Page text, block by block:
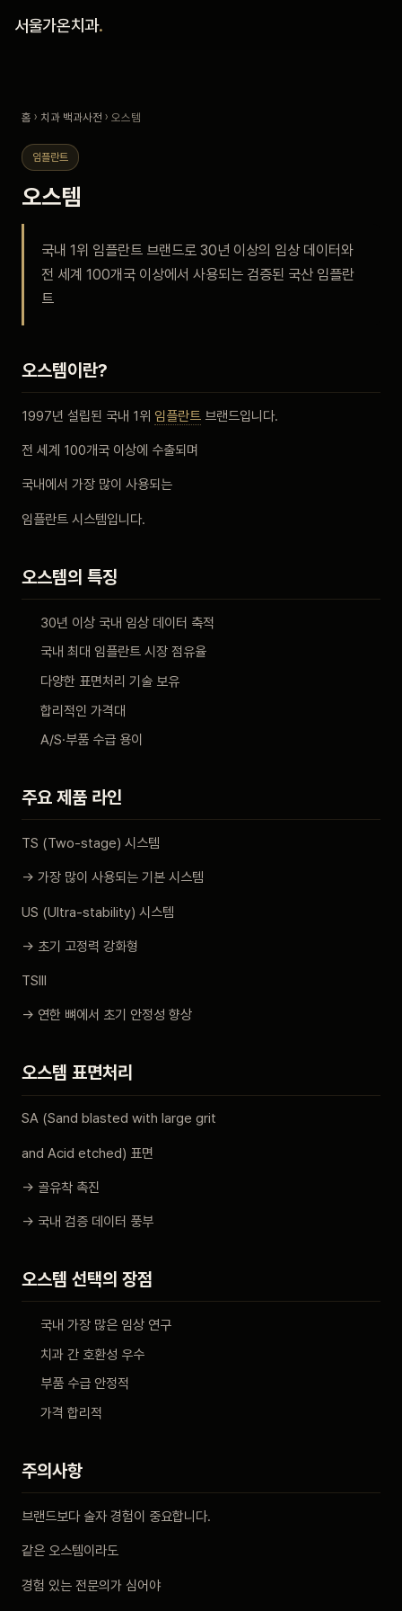
서울가온치과.
진료 안내
안내
블로그
비포 애프터
공지사항
치과 백과사전
자주 묻는 질문
회원가입 / 로그인
홈 › 치과 백과사전 › 오스템
임플란트
오스템
국내 1위 임플란트 브랜드로 30년 이상의 임상 데이터와
전 세계 100개국 이상에서 사용되는 검증된 국산 임플란
트
오스템이란?
1997년 설립된 국내 1위 임플란트 브랜드입니다.
전 세계 100개국 이상에 수출되며
국내에서 가장 많이 사용되는
임플란트 시스템입니다.
오스템의 특징
30년 이상 국내 임상 데이터 축적
국내 최대 임플란트 시장 점유율
다양한 표면처리 기술 보유
합리적인 가격대
A/S·부품 수급 용이
주요 제품 라인
TS (Two-stage) 시스템
→ 가장 많이 사용되는 기본 시스템
US (Ultra-stability) 시스템
→ 초기 고정력 강화형
TSIII
→ 연한 뼈에서 초기 안정성 향상
오스템 표면처리
SA (Sand blasted with large grit
and Acid etched) 표면
→ 골유착 촉진
→ 국내 검증 데이터 풍부
오스템 선택의 장점
국내 가장 많은 임상 연구
치과 간 호환성 우수
부품 수급 안정적
가격 합리적
주의사항
브랜드보다 술자 경험이 중요합니다.
같은 오스템이라도
경험 있는 전문의가 심어야